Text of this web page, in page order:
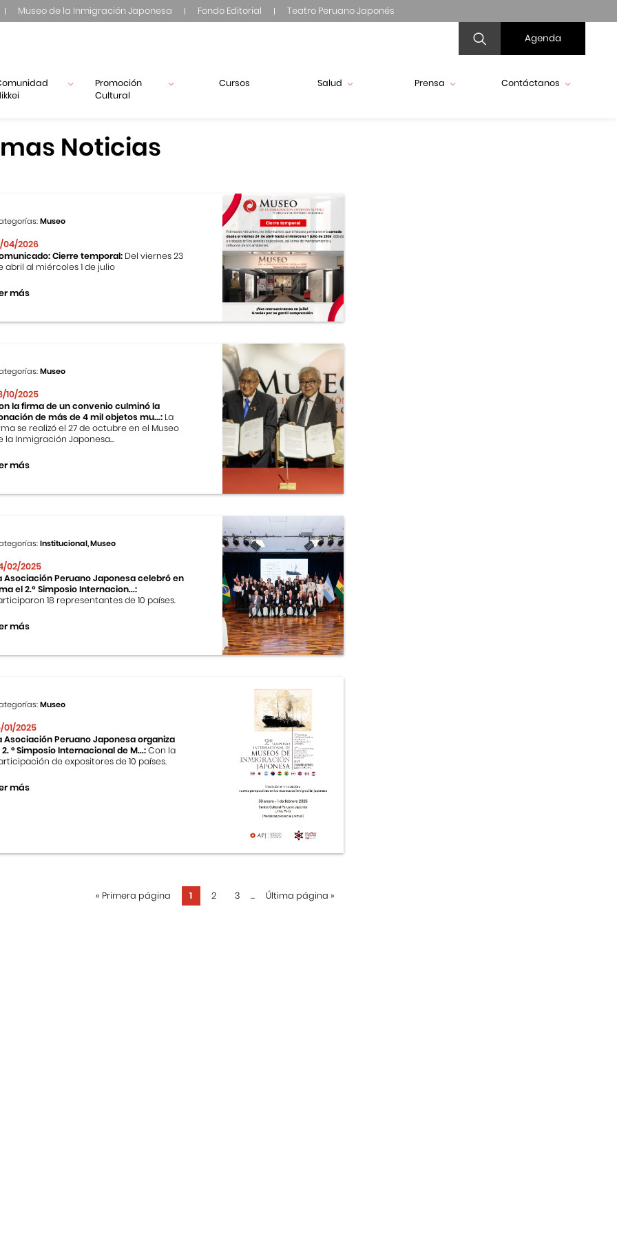
Museo de la Inmigración Japonesa Fondo Editorial Teatro Peruano Japonés
Agenda
Promoción
Cultural
Cursos Salud Prensa Contáctanos
Noticias
Museo
04/2026
Cierre temporal: Del viernes 23
abril al miércoles 1 de julio
más
Museo
10/2025
la firma de un convenio culminó la
de más de 4 mil objetos mu...: La
se realizó el 27 de octubre en el Museo
la Inmigración Japonesa...
más
Institucional, Museo
02/2025
Asociación Peruano Japonesa celebró en
el 2.º Simposio Internacion...:
18 representantes de 10 países.
más
Museo
01/2025
Asociación Peruano Japonesa organiza
2. ° Simposio Internacional de M...:Con la
de expositores de 10 países.
más
« Primera página 1 2 3 ... Última página »